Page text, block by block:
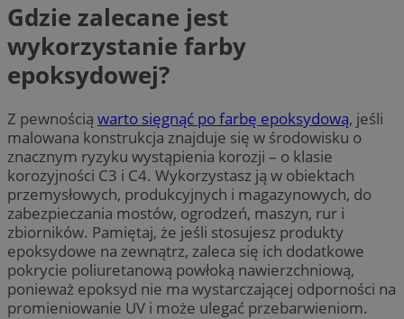
Gdzie zalecane jest
wykorzystanie farby
epoksydowej?
Z pewnością warto sięgnąć po farbę epoksydową, jeśli
malowana konstrukcja znajduje się w środowisku o
znacznym ryzyku wystąpienia korozji – o klasie
korozyjności C3 i C4. Wykorzystasz ją w obiektach
przemysłowych, produkcyjnych i magazynowych, do
zabezpieczania mostów, ogrodzeń, maszyn, rur i
zbiorników. Pamiętaj, że jeśli stosujesz produkty
epoksydowe na zewnątrz, zaleca się ich dodatkowe
pokrycie poliuretanową powłoką nawierzchniową,
ponieważ epoksyd nie ma wystarczającej odporności na
promieniowanie UV i może ulegać przebarwieniom.